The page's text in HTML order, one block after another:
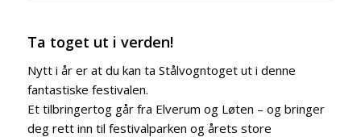
Ta toget ut i verden!
Nytt i år er at du kan ta Stålvogntoget ut i denne
fantastiske festivalen.
Et tilbringertog går fra Elverum og Løten – og bringer
deg rett inn til festivalparken og årets store